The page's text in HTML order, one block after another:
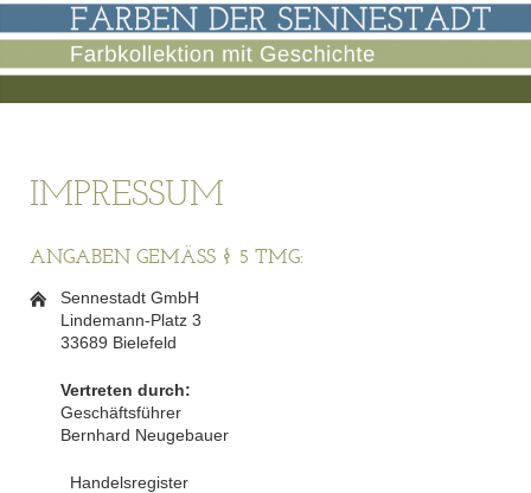
IMPRESSUM
ANGABEN GEMÄSS § 5 TMG:
Sennestadt GmbH
Lindemann-Platz 3
33689 Bielefeld
Vertreten durch:
Geschäftsführer
Bernhard Neugebauer
Handelsregister